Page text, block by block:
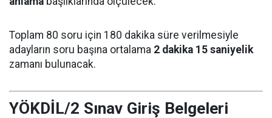
Toplam 80 soru için 180 dakika süre verilmesiyle
adayların soru başına ortalama 2 dakika 15 saniyelik
zamanı bulunacak.
YÖKDİL/2 Sınav Giriş Belgeleri